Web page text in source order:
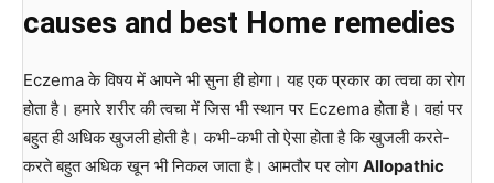
causes and best Home remedies
Eczema के विषय में आपने भी सुना ही होगा। यह एक प्रकार का त्वचा का रोग
होता है। हमारे शरीर की त्वचा में जिस भी स्थान पर Eczema होता है। वहां पर
बहुत ही अधिक खुजली होती है। कभी-कभी तो ऐसा होता है कि खुजली करते-
करते बहुत अधिक खून भी निकल जाता है। आमतौर पर लोग Allopathic